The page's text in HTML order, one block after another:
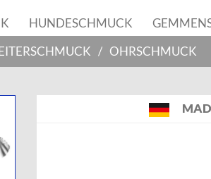
HUNDESCHMUCK
/ OHRSCHMUCK